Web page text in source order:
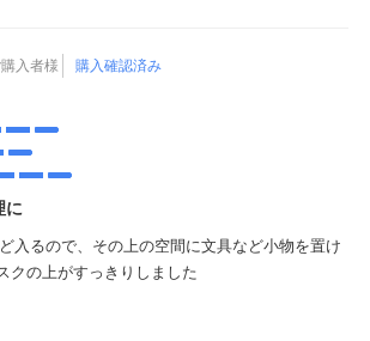
購入者様
購入確認済み
に
入るので、その上の空間に文具など小物を置け
クの上がすっきりしました